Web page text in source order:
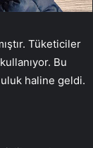
Tüketiciler
Bu
haline geldi.